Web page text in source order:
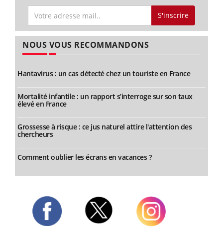
S'inscrire
NOUS VOUS RECOMMANDONS
Hantavirus : un cas détecté chez un touriste en France
Mortalité infantile : un rapport s’interroge sur son taux
élevé en France
Grossesse à risque : ce jus naturel attire l'attention des
chercheurs
Comment oublier les écrans en vacances ?